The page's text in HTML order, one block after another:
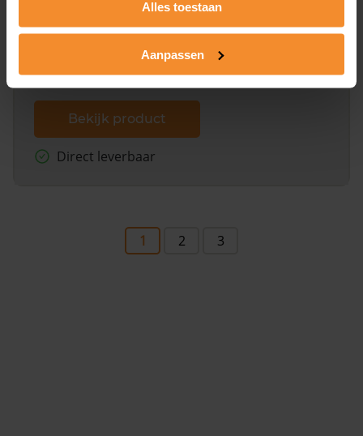
Alles toestaan
Aanpassen
Een uitgebreid overzicht van het perceel en
dit inclusief de luchtfoto!
Bekijk product
Direct leverbaar
1 2 3